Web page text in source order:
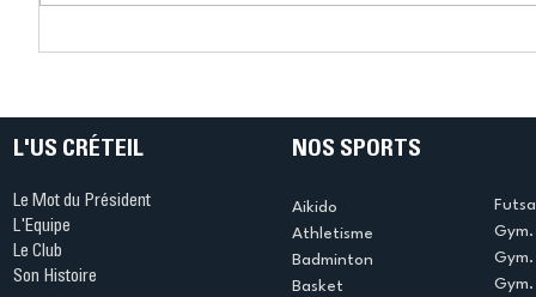
L'US CRÉTEIL
Le Mot du Président
L'Equipe
Le Club
Son Histoire
NOS SPORTS
Aikido
Athletisme
Badminton
Basket